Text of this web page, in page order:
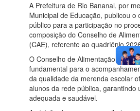
A Prefeitura de Rio Bananal, por
Municipal de Educação, publicou o
público para a participação no
composição do Conselho de
(CAE), referente ao quadriênio
O Conselho de Alimentação Escolar
fundamental para o
da qualidade da merenda escolar
alunos da rede pública, garantindo
adequada e saudável.